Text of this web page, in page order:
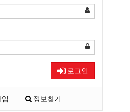
로그인
정보찾기